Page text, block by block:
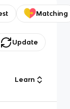
Matching
Update
Learn